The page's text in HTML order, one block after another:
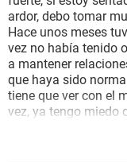
GLOSARIO
ardor, debo tomar
Hace unos meses
vez no había tenido
a mantener
que haya sido
tiene que ver con el
vez, ya tengo miedo
Estoy desesperada